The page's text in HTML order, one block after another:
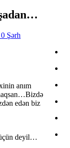
0 Şərh
anım
edən biz
deyil…